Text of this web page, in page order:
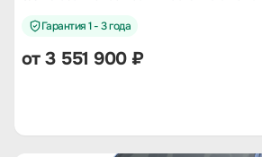
Гарантия 1 - 3 года
от 3 551 900 ₽